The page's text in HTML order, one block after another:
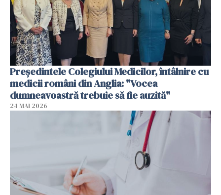
Președintele Colegiului Medicilor, întâlnire cu
medicii români din Anglia: "Vocea
dumneavoastră trebuie să fie auzită"
24 MAI 2026